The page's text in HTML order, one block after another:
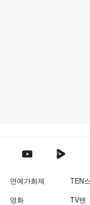
텐아시아 유튜브텐아시아
연예가화제 TEN
영화
TV텐